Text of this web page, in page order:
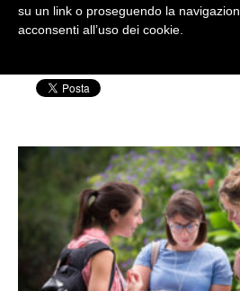
Scritto da: Silvia Rensi |
su un link o proseguendo la
acconsenti all’uso dei cookie.